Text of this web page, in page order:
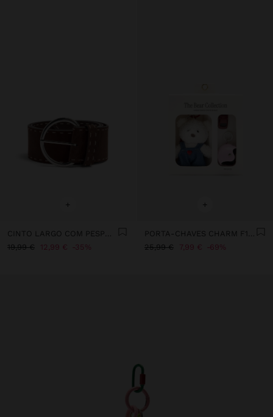
+
CINTO LARGO COM PESPONTOS
19,99 €
12,99 € 35%
+
PORTA-CHAVES CHARM F1GIRLIE - THE BEAR COLLECTION
25,99 €
7,99 € 69%